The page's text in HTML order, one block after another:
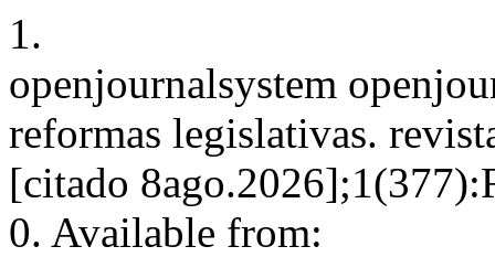
1.
openjournalsystem
reformas legislativas.
[citado
0. Available from: